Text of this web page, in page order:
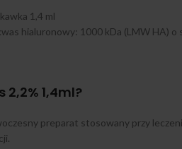
1,4 ml
hialuronowy: 1000 kDa (LMW HA)
2,2% 1,4ml?
preparat stosowany przy